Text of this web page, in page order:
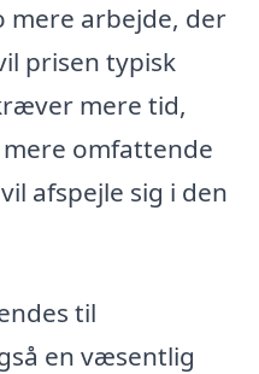
mere arbejde, der
prisen typisk
mere tid,
omfattende
afspejle sig i den
til
en væsentlig